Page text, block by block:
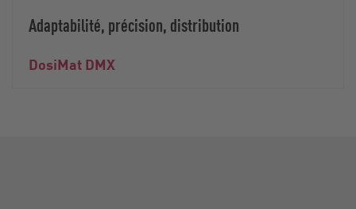
Adaptabilité, précision, distribution
DosiMat DMX